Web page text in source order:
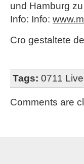
und Hamburg
Info: Info:
Cro gestaltete
Tags: 0711
Comments are